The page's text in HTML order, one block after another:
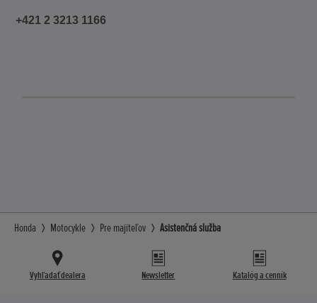
+421 2 3213 1166
Honda Motocykle Pre majiteľov Asistenčná služba
Vyhľadať dealera Newsletter Katalóg a cenník